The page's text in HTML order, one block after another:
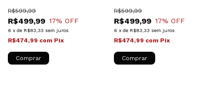
R$499,99
R$599,99
17% OFF
6 x de R$83,33 sem juros
R$474,99 com Pix
Comprar
R$499,99
R$599,99
17% OFF
6 x de R$83,33 sem juros
R$474,99 com Pix
Comprar